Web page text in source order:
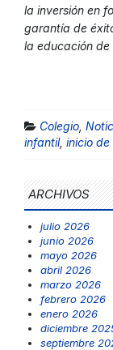
la inversión en
garantía de
la educación de
Colegio
infantil, inicio de
ARCHIVOS
julio 2026
junio 2026
mayo 2026
abril 2026
marzo 2026
febrero 2026
enero 2026
diciembre
septiembre